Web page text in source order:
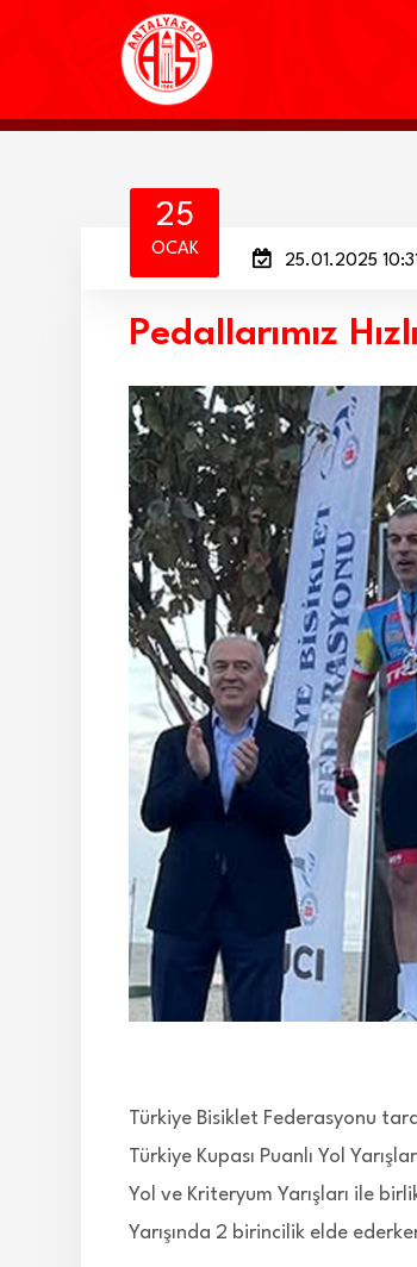
25
OCAK
25.01.2025
Pedallarımız
Türkiye Bisiklet Federasyonu
Türkiye Kupası Puanlı Yol
Yol ve Kriteryum Yarışları ile
Yarışında 2 birincilik elde